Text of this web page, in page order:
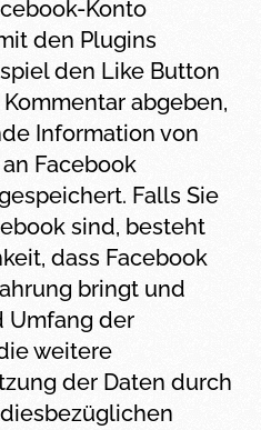
Konto
den Plugins
den Like Button
abgeben,
Information von
Facebook
Falls Sie
sind, besteht
dass Facebook
bringt und
Umfang der
weitere
der Daten durch